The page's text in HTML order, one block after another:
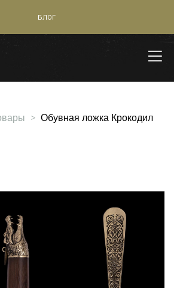
БЛОГ
> Обувная ложка Крокодил